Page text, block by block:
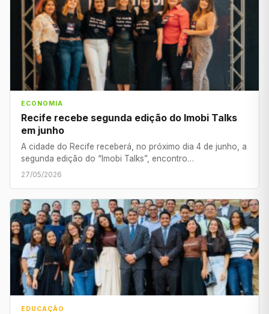
ECONOMIA
Recife recebe segunda edição do Imobi Talks
em junho
A cidade do Recife receberá, no próximo dia 4 de junho, a
segunda edição do “Imobi Talks”, encontro…
27/05/2026
EDUCAÇÃO